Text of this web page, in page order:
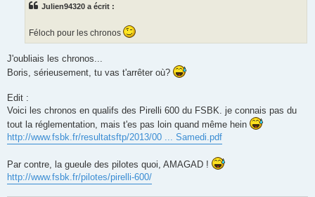
Julien94320 a écrit :
Féloch pour les chronos
J'oubliais les chronos...
Boris, sérieusement, tu vas t'arrêter où?
Edit :
Voici les chronos en qualifs des Pirelli 600 du FSBK. je connais pas du
tout la réglementation, mais t'es pas loin quand même hein
http://www.fsbk.fr/resultatsftp/2013/00 ... Samedi.pdf
Par contre, la gueule des pilotes quoi, AMAGAD !
http://www.fsbk.fr/pilotes/pirelli-600/